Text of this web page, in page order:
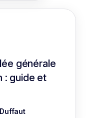
générale
: guide et